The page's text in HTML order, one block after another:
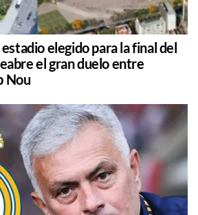
estadio elegido para la final del
el gran duelo entre
Nou